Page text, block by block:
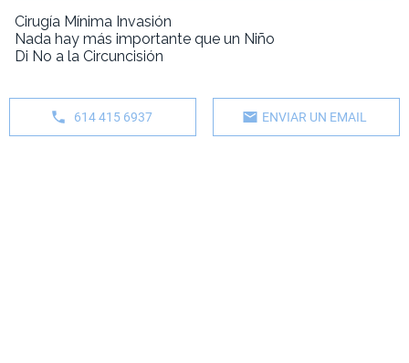
Cirugía Mínima Invasión
Nada hay más importante que un Niño
Di No a la Circuncisión
614 415 6937 ENVIAR UN EMAIL